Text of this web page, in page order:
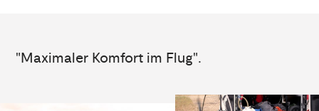
"Maximaler Komfort im Flug".